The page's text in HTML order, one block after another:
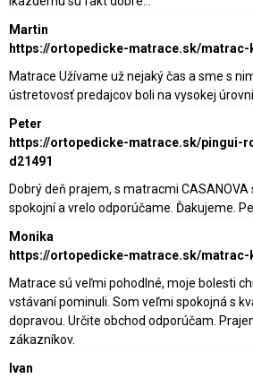
Martin
https://ortopedicke-matrace.sk/matrac-
Matrace Užívame už nejaký čas a sme s
ústretovosť predajcov boli na vysokej
Peter
https://ortopedicke-matrace.sk/pingui-
d21491
Dobrý deň prajem, s matracmi
spokojní a vrelo odporúčame. Ďakujeme.
Monika
https://ortopedicke-matrace.sk/matrac-
Matrace sú veľmi pohodlné, moje bolesti
vstávaní pominuli. Som veľmi spokojná s
dopravou. Určite obchod odporúčam.
zákazníkov.
Ivan